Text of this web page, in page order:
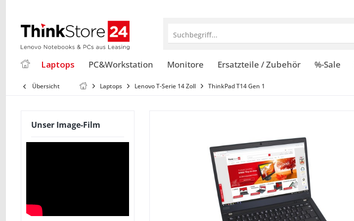
Suchbegriff...
Laptops PC&Workstation Monitore Ersatzteile / Zubehör %-Sale
Übersicht Laptops Lenovo T-Serie 14 Zoll ThinkPad T14 Gen 1
Unser Image-Film